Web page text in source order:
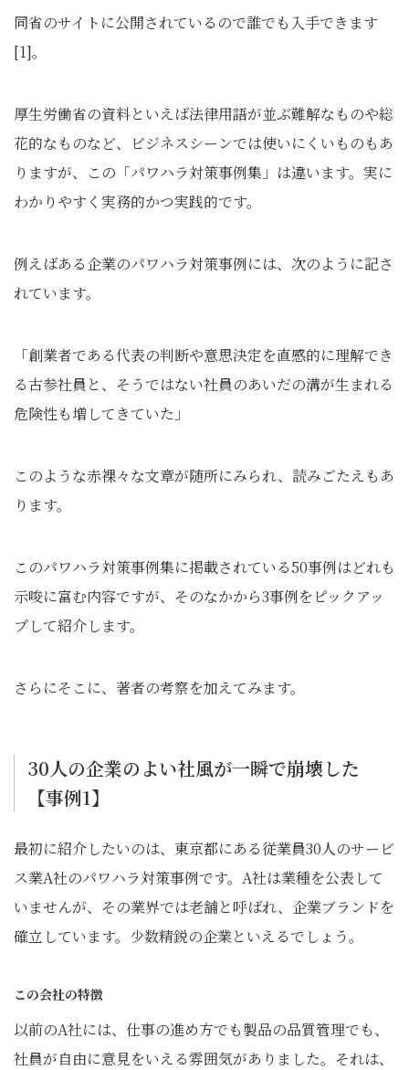
同省のサイトに公開されているので誰でも入手できます
[1]。
厚生労働省の資料といえば法律用語が並ぶ難解なものや総
花的なものなど、ビジネスシーンでは使いにくいものもあ
りますが、この「パワハラ対策事例集」は違います。実に
わかりやすく実務的かつ実践的です。
例えばある企業のパワハラ対策事例には、次のように記さ
れています。
「創業者である代表の判断や意思決定を直感的に理解でき
る古参社員と、そうではない社員のあいだの溝が生まれる
危険性も増してきていた」
このような赤裸々な文章が随所にみられ、読みごたえもあ
ります。
このパワハラ対策事例集に掲載されている50事例はどれも
示唆に富む内容ですが、そのなかから3事例をピックアッ
プして紹介します。
さらにそこに、著者の考察を加えてみます。
30人の企業のよい社風が一瞬で崩壊した
【事例1】
最初に紹介したいのは、東京都にある従業員30人のサービ
ス業A社のパワハラ対策事例です。A社は業種を公表して
いませんが、その業界では老舗と呼ばれ、企業ブランドを
確立しています。少数精鋭の企業といえるでしょう。
この会社の特徴
以前のA社には、仕事の進め方でも製品の品質管理でも、
社員が自由に意見をいえる雰囲気がありました。それは、